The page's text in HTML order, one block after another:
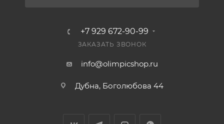
+7 929 672-90-99
ЗАКАЗАТЬ ЗВОНОК
info@olimpicshop.ru
Дубна, Боголюбова 44